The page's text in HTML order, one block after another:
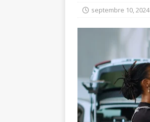
septembre 10, 2024